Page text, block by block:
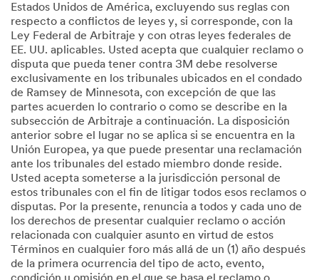
Estados Unidos de América, excluyendo sus reglas con
respecto a conflictos de leyes y, si corresponde, con la
Ley Federal de Arbitraje y con otras leyes federales de
EE. UU. aplicables. Usted acepta que cualquier reclamo o
disputa que pueda tener contra 3M debe resolverse
exclusivamente en los tribunales ubicados en el condado
de Ramsey de Minnesota, con excepción de que las
partes acuerden lo contrario o como se describe en la
subsección de Arbitraje a continuación. La disposición
anterior sobre el lugar no se aplica si se encuentra en la
Unión Europea, ya que puede presentar una reclamación
ante los tribunales del estado miembro donde reside.
Usted acepta someterse a la jurisdicción personal de
estos tribunales con el fin de litigar todos esos reclamos o
disputas. Por la presente, renuncia a todos y cada uno de
los derechos de presentar cualquier reclamo o acción
relacionada con cualquier asunto en virtud de estos
Términos en cualquier foro más allá de un (1) año después
de la primera ocurrencia del tipo de acto, evento,